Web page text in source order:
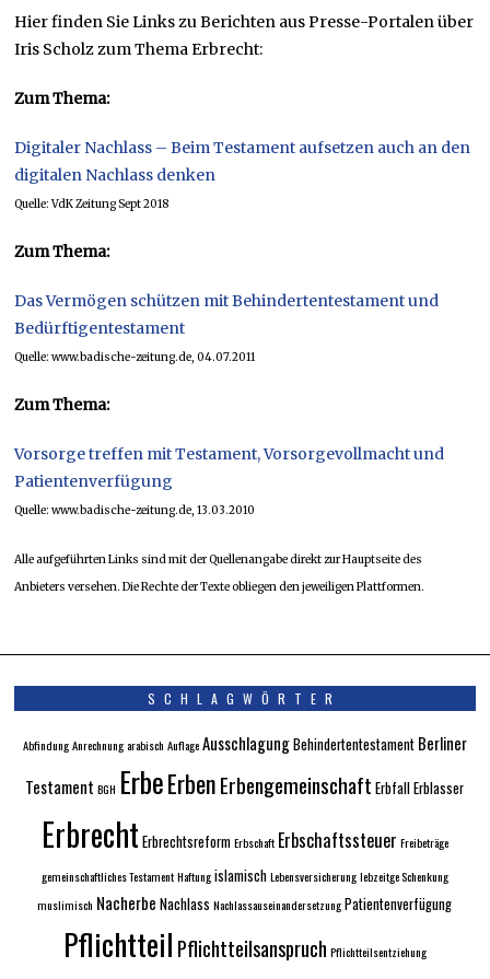
Hier finden Sie Links zu Berichten aus Presse-Portalen über
Iris Scholz zum Thema Erbrecht:
Zum Thema:
Digitaler Nachlass – Beim Testament aufsetzen auch an den
digitalen Nachlass denken
Quelle: VdK Zeitung Sept 2018
Zum Thema:
Das Vermögen schützen mit Behindertentestament und
Bedürftigentestament
Quelle: www.badische-zeitung.de, 04.07.2011
Zum Thema:
Vorsorge treffen mit Testament, Vorsorgevollmacht und
Patientenverfügung
Quelle: www.badische-zeitung.de, 13.03.2010
Alle aufgeführten Links sind mit der Quellenangabe direkt zur Hauptseite des
Anbieters versehen. Die Rechte der Texte obliegen den jeweiligen Plattformen.
SCHLAGWÖRTER
AbfindungAnrechnungarabisch AuflageAusschlagungBehindertentestament Berliner
Testament BGH ErbeErbenErbengemeinschaft ErbfallErblasser
Erbrecht ErbrechtsreformErbschaft Erbschaftssteuer Freibeträge
gemeinschaftliches TestamentHaftungislamischLebensversicherunglebzeitge Schenkung
muslimisch Nacherbe Nachlass NachlassauseinandersetzungPatientenverfügung
Pflichtteil Pflichtteilsanspruch Pflichtteilsentziehung